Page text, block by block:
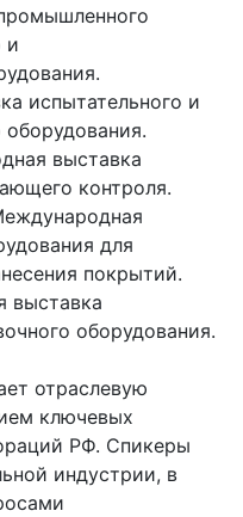
и
испытательного и
выставка
контроля.
для
покрытий.
выставка
оборудования.
отраслевую
ключевых
РФ. Спикеры
индустрии, в